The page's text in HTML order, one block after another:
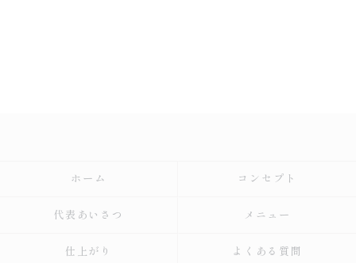
ホーム コンセプト
代表あいさつ メニュー
仕上がり よくある質問